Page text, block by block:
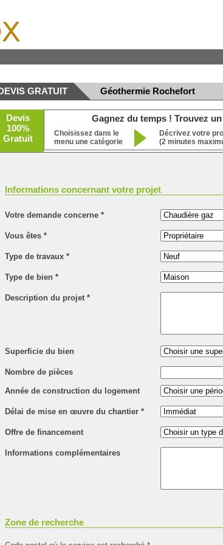
GRATUIT Géothermie Rochefort
Devis
100%
Gratuit
Gagnez du temps ! Trouvez
Choisissez dans le
menu une catégorie
Décrivez votre
(2 minutes
Informations concernant votre projet
Votre demande concerne*
Vous êtes*
Type de travaux*
Type de bien*
Description du projet*
Superficie du bien
Nombre de pièces
Année de construction du logement
Délai de mise en œuvre du chantier*
Offre de financement
Informations complémentaires
Zone de recherche